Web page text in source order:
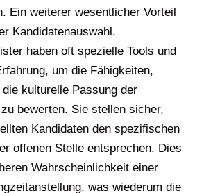
Ein weiterer wesentlicher Vorteil
Kandidatenauswahl.
haben oft spezielle Tools und
um die Fähigkeiten,
kulturelle Passung der
bewerten. Sie stellen sicher,
Kandidaten den spezifischen
offenen Stelle entsprechen. Dies
Wahrscheinlichkeit einer
was wiederum die